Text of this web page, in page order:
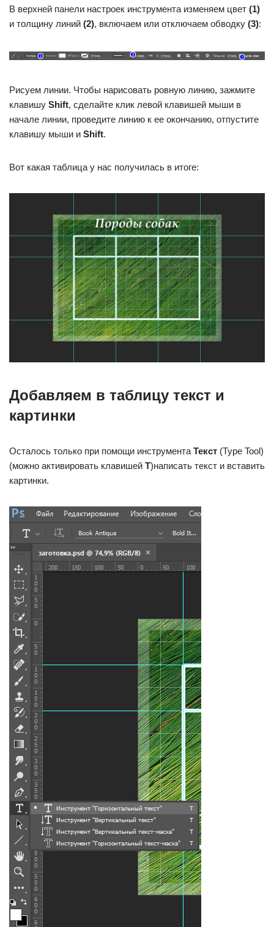
В верхней панели настроек инструмента изменяем цвет (1)
и толщину линий (2), включаем или отключаем обводку (3):
Рисуем линии. Чтобы нарисовать ровную линию, зажмите
клавишу Shift, сделайте клик левой клавишей мыши в
начале линии, проведите линию к ее окончанию, отпустите
клавишу мыши и Shift.
Вот какая таблица у нас получилась в итоге:
Добавляем в таблицу текст и
картинки
Осталось только при помощи инструментаТекст (Type Tool)
(можно активировать клавишей T)написать текст и вставить
картинки.